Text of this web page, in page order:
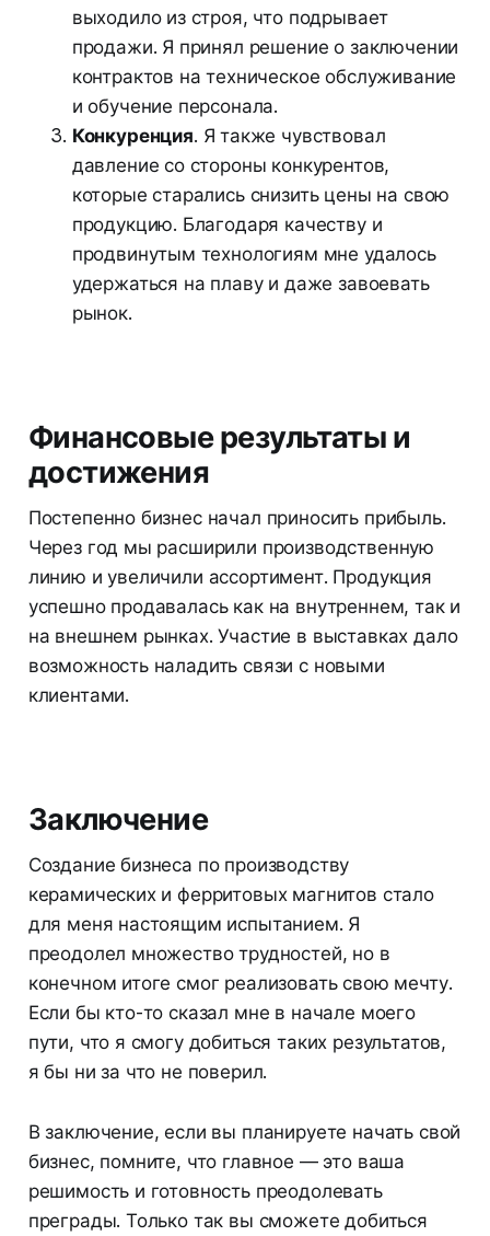
выходило из строя, что подрывает
продажи. Я принял решение о заключении
контрактов на техническое обслуживание
и обучение персонала.
Конкуренция. Я также чувствовал
давление со стороны конкурентов,
которые старались снизить цены на свою
продукцию. Благодаря качеству и
продвинутым технологиям мне удалось
удержаться на плаву и даже завоевать
рынок.
Финансовые результаты и
достижения
Постепенно бизнес начал приносить прибыль.
Через год мы расширили производственную
линию и увеличили ассортимент. Продукция
успешно продавалась как на внутреннем, так и
на внешнем рынках. Участие в выставках дало
возможность наладить связи с новыми
клиентами.
Заключение
Создание бизнеса по производству
керамических и ферритовых магнитов стало
для меня настоящим испытанием. Я
преодолел множество трудностей, но в
конечном итоге смог реализовать свою мечту.
Если бы кто-то сказал мне в начале моего
пути, что я смогу добиться таких результатов,
я бы ни за что не поверил.
В заключение, если вы планируете начать свой
бизнес, помните, что главное — это ваша
решимость и готовность преодолевать
преграды. Только так вы сможете добиться